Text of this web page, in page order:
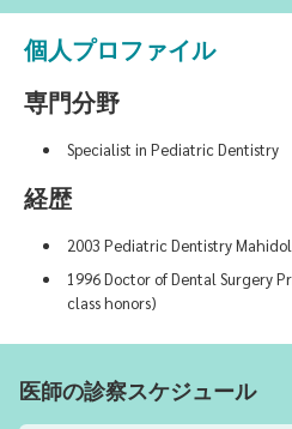
個人プロファイル
専門分野
Specialist in Pediatric Dentistry
経歴
2003 Pediatric Dentistry
1996 Doctor of Dental Surgery
class honors)
医師の診察スケジュール